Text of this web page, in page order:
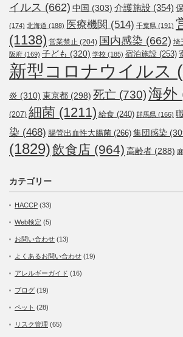
イルス (662) 中国 (303) 介護施設 (354)
(174) 北海道 (188) 医療機関 (514) 千葉県 (191)
(1138) 営業禁止 (204) 国内感染 (662) 埼
阪府 (169) 子ども (320) 学校 (185) 宿泊施設 (253)
新型コロナウイルス
炎 (310) 東京都 (298) 死亡 (730)海外
(207) 細菌 (1211) 給食 (240) 群馬県 (166)
染 (468) 腸管出血性大腸菌 (266) 集団感染
(1829)飲食店 (964) 高齢者 (288)
カテゴリー
HACCP (33)
Web検定 (5)
お問い合わせ (13)
よくあるお問い合わせ (19)
アレルギーガイド (16)
ブログ (19)
ペット (28)
リスク管理 (65)